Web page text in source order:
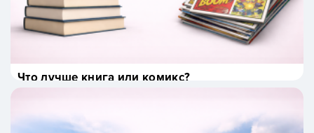
Что лучше книга или комикс?